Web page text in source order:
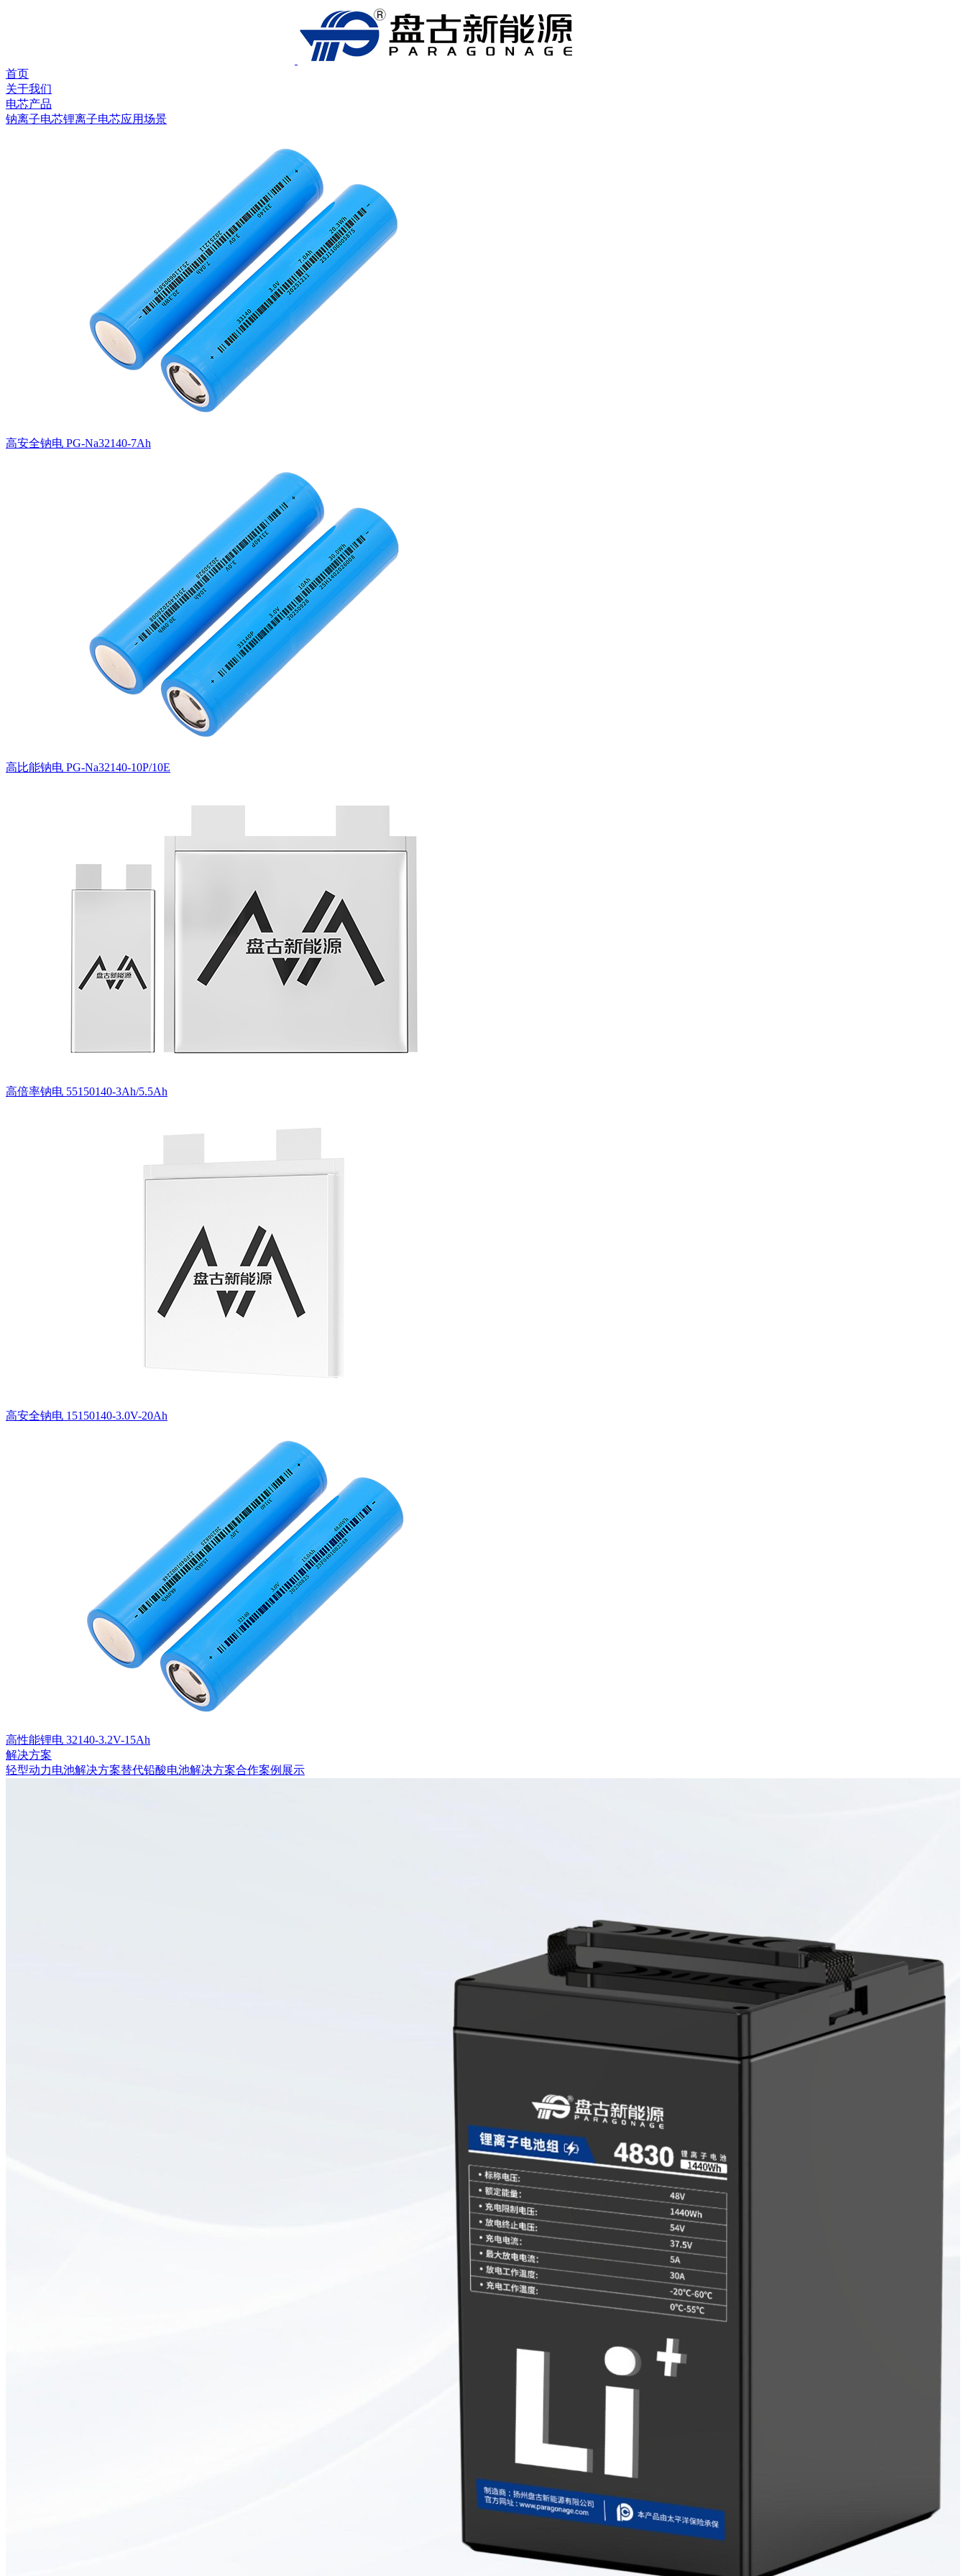
首页
关于我们
电芯产品
钠离子电芯锂离子电芯应用场景
高安全钠电 PG-Na32140-7Ah
高比能钠电 PG-Na32140-10P/10E
高倍率钠电 55150140-3Ah/5.5Ah
高安全钠电 15150140-3.0V-20Ah
高性能锂电 32140-3.2V-15Ah
解决方案
轻型动力电池解决方案替代铅酸电池解决方案合作案例展示